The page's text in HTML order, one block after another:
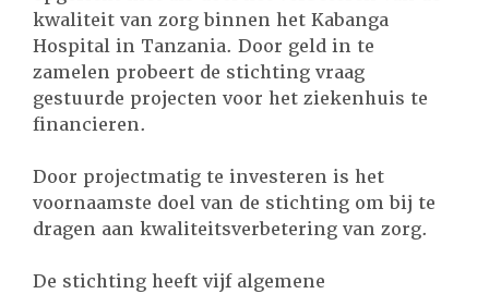
kwaliteit van zorg binnen het Kabanga
Hospital in Tanzania. Door geld in te
zamelen probeert de stichting vraag
gestuurde projecten voor het ziekenhuis te
financieren.
Door projectmatig te investeren is het
voornaamste doel van de stichting om bij te
dragen aan kwaliteitsverbetering van zorg.
De stichting heeft vijf algemene